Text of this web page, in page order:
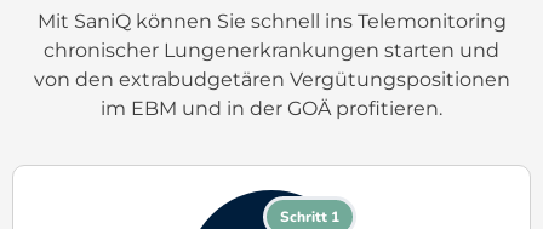
Mit SaniQ können Sie schnell ins Telemonitoring
chronischer Lungenerkrankungen starten und
von den extrabudgetären Vergütungspositionen
im EBM und in der GOÄ profitieren.
Schritt 1